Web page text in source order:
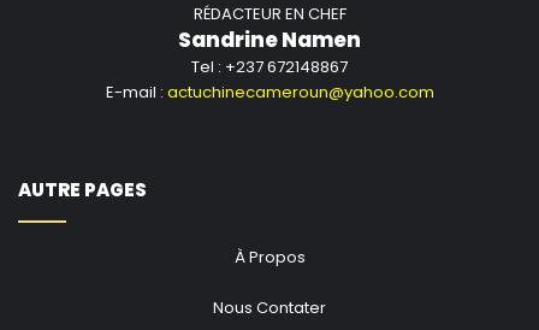
RÉDACTEUR EN CHEF
Sandrine Namen
Tel : +237 672148867
E-mail : actuchinecameroun@yahoo.com
AUTRE PAGES
À Propos
Nous Contater